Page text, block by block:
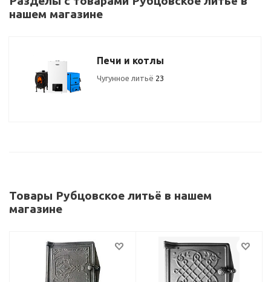
нашем магазине
Печи и котлы
Чугунное литьё 23
Товары Рубцовское литьё в нашем
магазине